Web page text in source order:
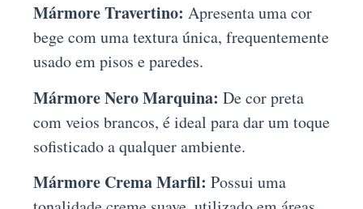
Mármore Travertino: Apresenta uma cor
bege com uma textura única, frequentemente
usado em pisos e paredes.
Mármore Nero Marquina: De cor preta
com veios brancos, é ideal para dar um toque
sofisticado a qualquer ambiente.
Mármore Crema Marfil: Possui uma